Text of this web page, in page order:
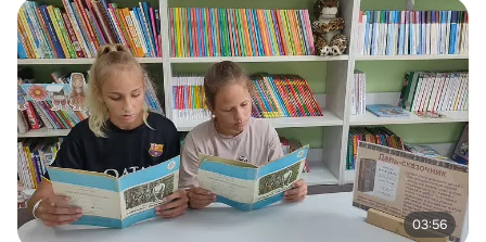
03:56